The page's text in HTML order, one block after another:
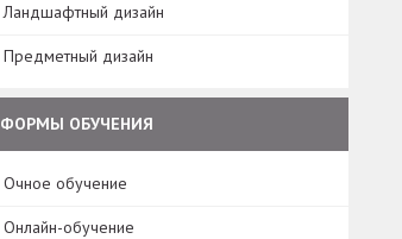
Ландшафтный дизайн
Предметный дизайн
ФОРМЫ ОБУЧЕНИЯ
Очное обучение
Онлайн-обучение